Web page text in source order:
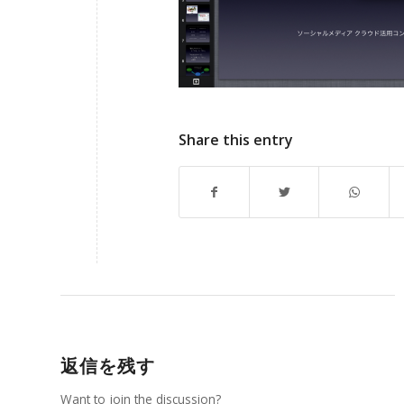
Share this entry
返信を残す
Want to join the discussion?